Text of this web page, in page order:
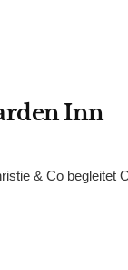
Inn
& Co begleitet